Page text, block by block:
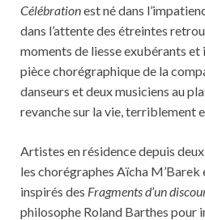
Célébrationest né dans
dans l’attente des étreintes
moments de liesse exubérants
pièce chorégraphique de la
danseurs et deux musiciens au
revanche sur la vie, terriblement
Artistes en résidence depuis deux
les chorégraphes Aïcha
inspirés des Fragments d’un
philosophe Roland Barthes pour